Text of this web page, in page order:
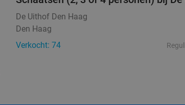
De Uithof Den Haag
Den Haag
Verkocht: 74